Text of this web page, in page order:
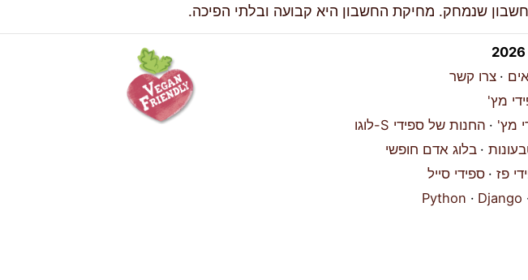
שנמחק. מחיקת החשבון היא קבועה ובלתי הפיכה.
צרו קשר
מץ'
מץ'
החנות של ספידי S-לוגו
בלוג אדם חופשי
פז
ספידי סייל
Python
Django